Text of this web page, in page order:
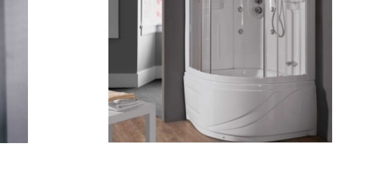
کابین دوش دایانا